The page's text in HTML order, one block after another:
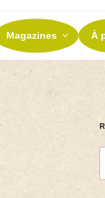
Magazines À